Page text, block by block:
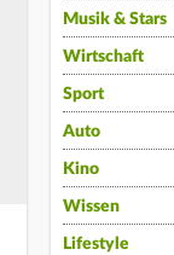
Musik & Stars
Wirtschaft
Sport
Auto
Kino
Wissen
Lifestyle